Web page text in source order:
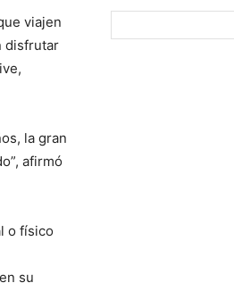
viajen
disfrutar
la gran
afirmó
o físico
su